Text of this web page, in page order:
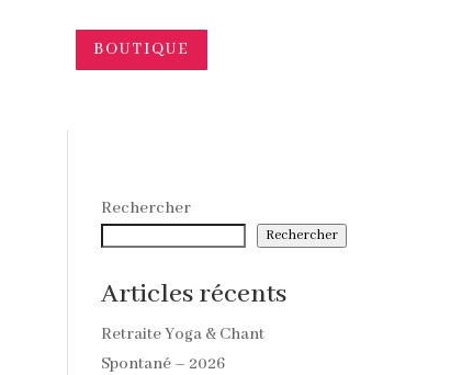
BOUTIQUE
Rechercher
Rechercher
Articles récents
Retraite Yoga & Chant
Spontané – 2026